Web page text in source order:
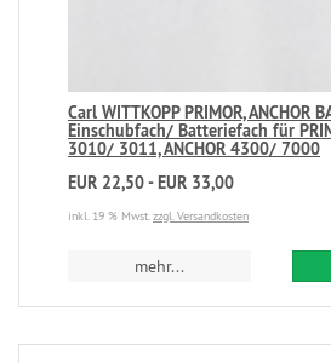
Carl WITTKOPP PRIMOR, ANCHOR
Einschubfach/ Batteriefach für
3010/ 3011, ANCHOR 4300/ 7000
EUR 22,50 - EUR 33,00
inkl. 19 % Mwst.zzgl. Versandkosten
mehr...